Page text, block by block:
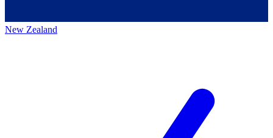
New Zealand